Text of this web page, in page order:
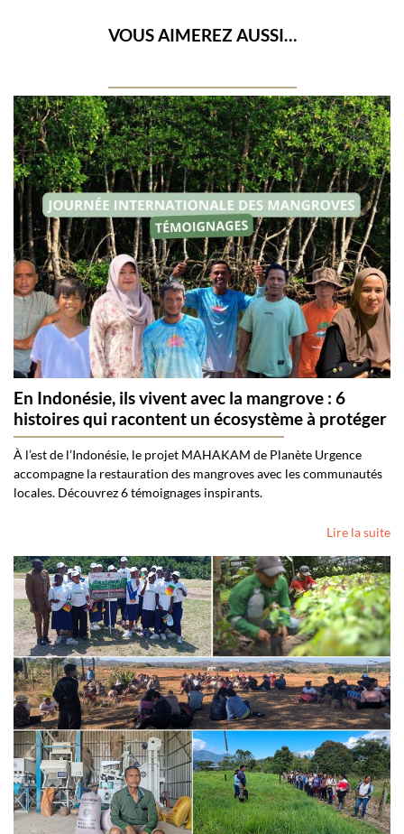
VOUS AIMEREZ AUSSI…
En Indonésie, ils vivent avec la mangrove : 6
histoires qui racontent un écosystème à protéger
À l’est de l’Indonésie, le projet MAHAKAM de Planète Urgence
accompagne la restauration des mangroves avec les communautés
locales. Découvrez 6 témoignages inspirants.
Lire la suite